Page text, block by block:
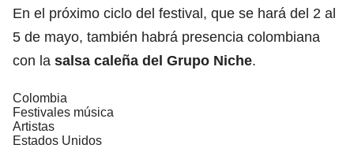
En el próximo ciclo del festival, que se hará del 2 al
5 de mayo, también habrá presencia colombiana
con la salsa caleña del Grupo Niche.
Colombia
Festivales música
Artistas
Estados Unidos